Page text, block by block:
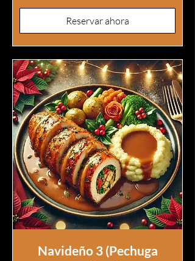
Reservar ahora
Navideño 3 (Pechuga